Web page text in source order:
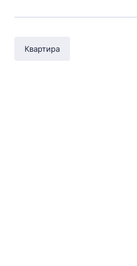
Квартира